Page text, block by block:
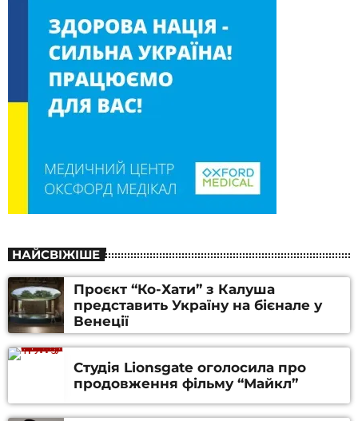
НАЙСВІЖІШЕ
Проєкт “Ко-Хати” з Калуша
представить Україну на бієнале у
Венеції
Студія Lionsgate оголосила про
продовження фільму “Майкл”